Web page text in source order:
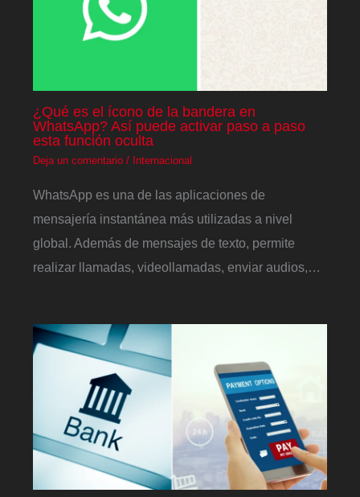
¿Qué es el ícono de la bandera en
WhatsApp? Así puede activar paso a paso
esta función oculta
Deja un comentario / Internacional
WhatsApp es una de las aplicaciones de
mensajería instantánea más utilizadas a nivel
global. Además de mensajes de texto, permite
realizar llamadas, videollamadas, enviar audios,…